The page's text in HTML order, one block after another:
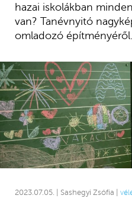
hazai iskolákban
van? Tanévnyitó
omladozó építményéről.
2023.07.05. | Sashegyi Zsófia |